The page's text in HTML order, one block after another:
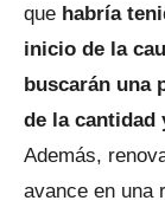
que habría
inicio de la
buscarán una
de la cantidad
Además,
avance en una